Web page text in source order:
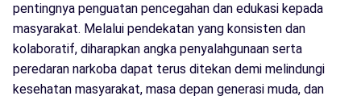
pentingnya penguatan pencegahan dan edukasi kepada
masyarakat. Melalui pendekatan yang konsisten dan
kolaboratif, diharapkan angka penyalahgunaan serta
peredaran narkoba dapat terus ditekan demi melindungi
kesehatan masyarakat, masa depan generasi muda, dan